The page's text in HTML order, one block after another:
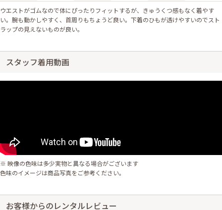
ウエストがゴムなので体にぴったりフィットするが、きゅうくつ感もなく着やす
い。腕も動かしやすく、首周りもちょうど良い。下着のひもが透けやすいのでスト
ラップの見えないものが良い。
スタッフ着用動画
※ 映像の色味は多少実物と異なる場合がございます
色味のイメージは商品写真をご参考ください。
お客様からのレンタルレビュー